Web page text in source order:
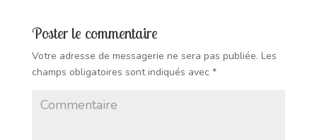
Poster le commentaire
Votre adresse de messagerie ne sera pas publiée. Les
champs obligatoires sont indiqués avec *